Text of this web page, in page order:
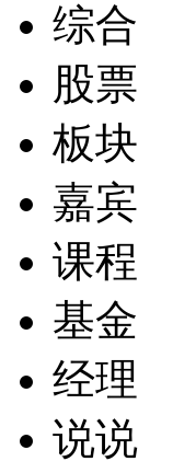
综合
股票
板块
嘉宾
课程
基金
经理
说说